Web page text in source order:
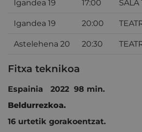
Igandea 19 17:00 SALA
Igandea 19 20:00
Astelehena 20 20:30
Fitxa teknikoa
Espainia 2022 98 min.
Beldurrezkoa.
16 urtetik gorakoentzat.